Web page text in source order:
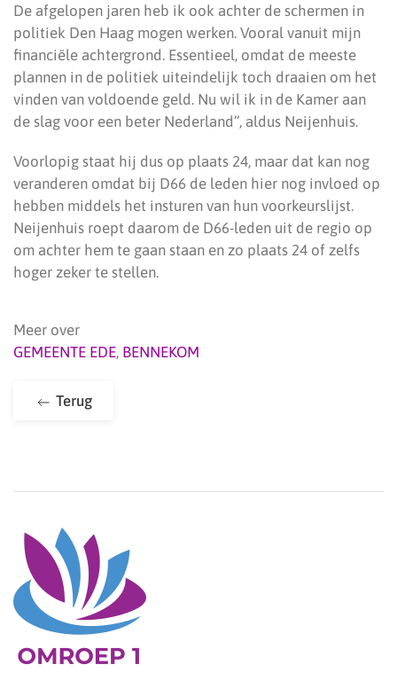
De afgelopen jaren heb ik ook achter de schermen in
politiek Den Haag mogen werken. Vooral vanuit mijn
financiële achtergrond. Essentieel, omdat de meeste
plannen in de politiek uiteindelijk toch draaien om het
vinden van voldoende geld. Nu wil ik in de Kamer aan
de slag voor een beter Nederland”, aldus Neijenhuis.
Voorlopig staat hij dus op plaats 24, maar dat kan nog
veranderen omdat bij D66 de leden hier nog invloed op
hebben middels het insturen van hun voorkeurslijst.
Neijenhuis roept daarom de D66-leden uit de regio op
om achter hem te gaan staan en zo plaats 24 of zelfs
hoger zeker te stellen.
Meer over
GEMEENTE EDE, BENNEKOM
Terug